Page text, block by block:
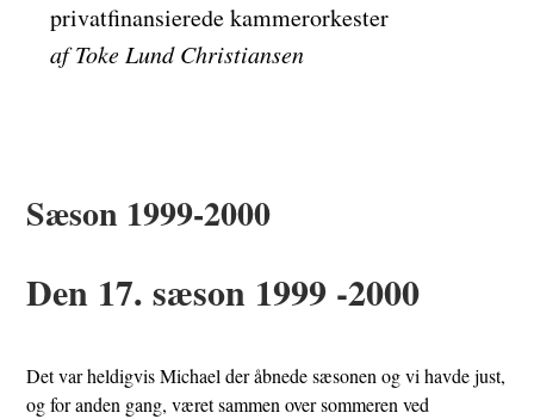
privatfinansierede kammerorkester
af Toke Lund Christiansen
Sæson 1999-2000
Den 17. sæson 1999 -2000
Det var heldigvis Michael der åbnede sæsonen og vi havde just,
og for anden gang, været sammen over sommeren ved